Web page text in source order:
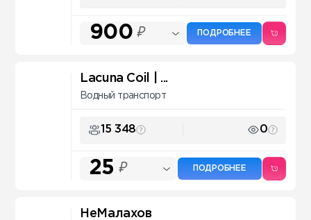
900 ₽ ПОДРОБНЕЕ
Lacuna Coil | ...
Водный транспорт
15 348 0
25 ₽ ПОДРОБНЕЕ
НеМалахов